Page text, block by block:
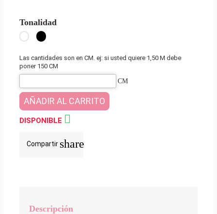
Tonalidad
BlancoNegro
Las cantidades son en CM. ej: si usted quiere 1,50 M debe
poner 150 CM
CM
AÑADIR AL CARRITO
DISPONIBLE 
Compartir share
Descripción